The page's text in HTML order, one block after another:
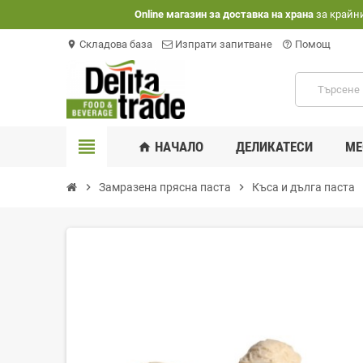
Оnline магазин за доставка на храназа
location_on Складова база Изпрати запитване help_outline Помощ
view_headline home НАЧАЛО ДЕЛИКАТЕСИ
chevron_right Замразена прясна паста chevron_right Къса и дълга паста